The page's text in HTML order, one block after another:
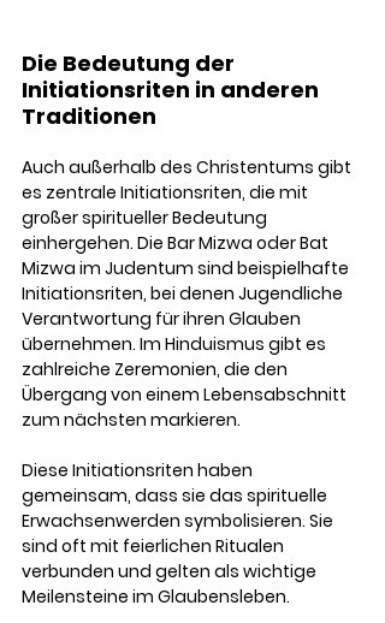
Die Bedeutung der
Initiationsriten in anderen
Traditionen
Auch außerhalb des Christentums gibt
es zentrale Initiationsriten, die mit
großer spiritueller Bedeutung
einhergehen. Die Bar Mizwa oder Bat
Mizwa im Judentum sind beispielhafte
Initiationsriten, bei denen Jugendliche
Verantwortung für ihren Glauben
übernehmen. Im Hinduismus gibt es
zahlreiche Zeremonien, die den
Übergang von einem Lebensabschnitt
zum nächsten markieren.
Diese Initiationsriten haben
gemeinsam, dass sie das spirituelle
Erwachsenwerden symbolisieren. Sie
sind oft mit feierlichen Ritualen
verbunden und gelten als wichtige
Meilensteine im Glaubensleben.